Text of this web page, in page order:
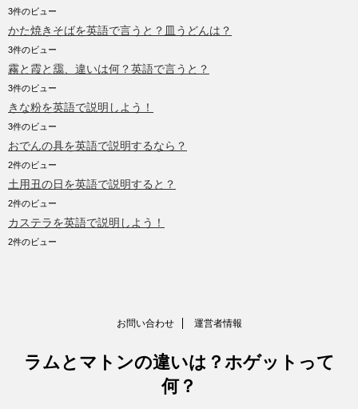
3件のビュー
かた焼きそばを英語で言うと？皿うどんは？
3件のビュー
霧と霞と靄、違いは何？英語で言うと？
3件のビュー
きな粉を英語で説明しよう！
3件のビュー
おでんの具を英語で説明するなら？
2件のビュー
土用丑の日を英語で説明すると？
2件のビュー
カステラを英語で説明しよう！
2件のビュー
お問い合わせ 運営者情報
ラムとマトンの違いは？ホゲットって
何？